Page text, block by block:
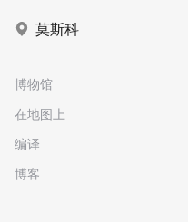
莫斯科
博物馆
在地图上
编译
博客